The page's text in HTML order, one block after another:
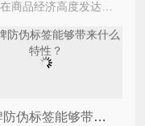
品牌防伪标签能够带来什么特性？